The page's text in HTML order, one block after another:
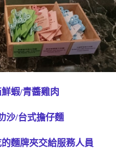
蝦/青醬雞肉
沙/台式擔仔麵
麵牌夾交給服務人員